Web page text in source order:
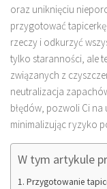
oraz uniknięciu
przygotować
rzeczy i odkurzyć
tylko staranności, ale
związanych z
neutralizacja
błędów, pozwoli Ci
minimalizując ryzyko
W tym artykule
Przygotowanie